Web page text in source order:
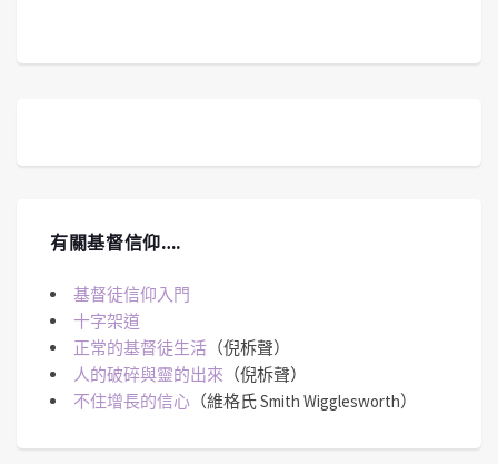
有關基督信仰….
基督徒信仰入門
十字架道
正常的基督徒生活 （倪柝聲）
人的破碎與靈的出來 （倪柝聲）
不住增長的信心 （維格氏 Smith Wigglesworth）